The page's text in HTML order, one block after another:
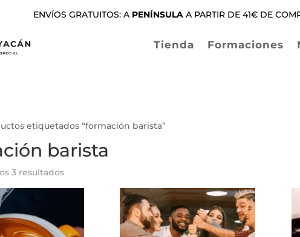
ENVÍOS GRATUITOS: A PENÍNSULAA PARTIR DE 41€ DE
Tienda Formaciones
etiquetados “formación barista”
barista
3 resultados